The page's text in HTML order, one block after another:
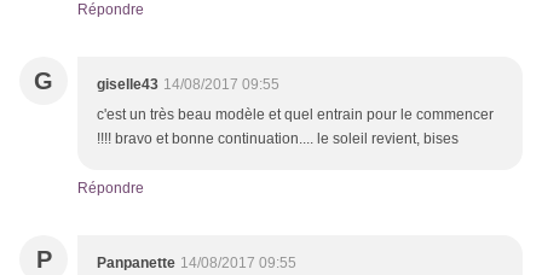
Répondre
G giselle43 14/08/2017 09:55
c'est un très beau modèle et quel entrain pour le commencer
!!!! bravo et bonne continuation.... le soleil revient, bises
Répondre
P Panpanette 14/08/2017 09:55